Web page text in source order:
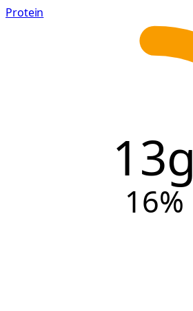
Protein
13g
16%